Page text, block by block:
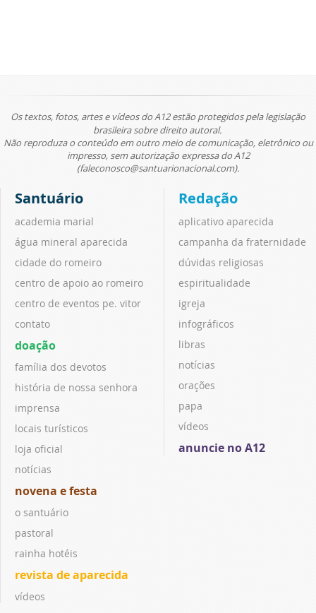
Os textos, fotos, artes e vídeos do A12 estão protegidos pela legislação
brasileira sobre direito autoral.
Não reproduza o conteúdo em outro meio de comunicação, eletrônico ou
impresso, sem autorização expressa do A12
(faleconosco@santuarionacional.com).
Santuário
academia marial
água mineral aparecida
cidade do romeiro
centro de apoio ao romeiro
centro de eventos pe. vitor
contato
doação
família dos devotos
história de nossa senhora
imprensa
locais turísticos
loja oficial
notícias
novena e festa
o santuário
pastoral
rainha hotéis
revista de aparecida
vídeos
Redação
aplicativo aparecida
campanha da fraternidade
dúvidas religiosas
espiritualidade
igreja
infográficos
libras
notícias
orações
papa
vídeos
anuncie no A12